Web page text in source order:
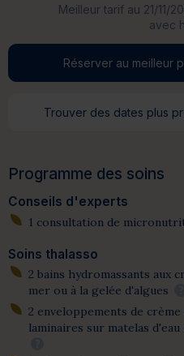
Meilleur tarif au 21/11/
avec
Réserver au meilleur
Trouver des dates plus
Programme des soins
Conseils d'experts
1 consultation de
Soins thalasso
2 bains hydromassants aux
mer ou à la gelée d'algues
2 enveloppements de crème
laminaires sur matelas d'eau